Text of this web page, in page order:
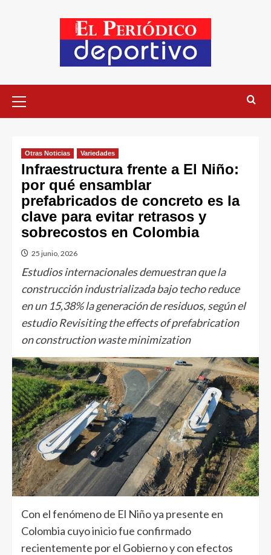
Otras Noticias Variedades
Infraestructura frente a El Niño:
por qué ensamblar
prefabricados de concreto es la
clave para evitar retrasos y
sobrecostos en Colombia
25 junio, 2026
Estudios internacionales demuestran que la
construcción industrializada bajo techo reduce
en un 15,38% la generación de residuos, según el
estudio Revisiting the effects of prefabrication
on construction waste minimization
Con el fenómeno de El Niño ya presente en
Colombia cuyo inicio fue confirmado
recientemente por el Gobierno y con efectos